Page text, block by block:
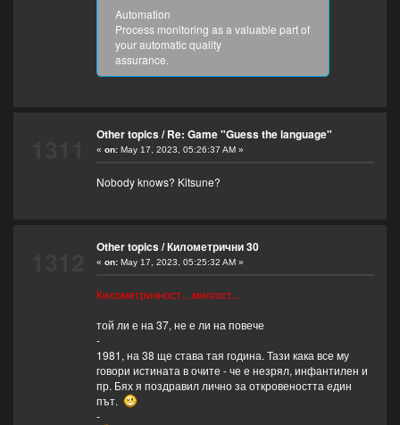
Automation
Process monitoring as a valuable part of
your automatic quality
assurance.
Other topics/Re: Game "Guess the language"
« on:May 17, 2023, 05:26:37 AM »
Nobody knows? Kitsune?
Other topics/Километрични 30
« on:May 17, 2023, 05:25:32 AM »
Километричност... многост...
той ли е на 37, не е ли на повече
-
1981, на 38 ще става тая година. Тази кака все му
говори истината в очите - че е незрял, инфантилен и
пр. Бях я поздравил лично за откровеността един
път.
-